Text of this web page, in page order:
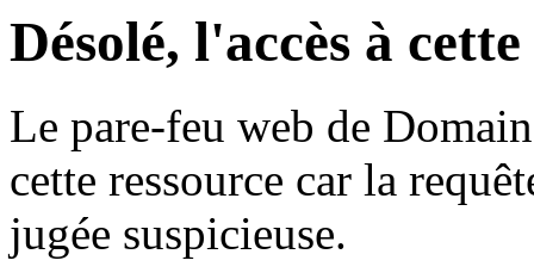
Désolé, l'accès à
Le pare-feu web de
cette ressource car la
jugée suspicieuse.